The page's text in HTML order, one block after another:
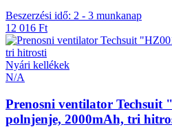
Beszerzési idő: 2 - 3 munkanap
12 016 Ft
Nyári kellékek
N/A
Prenosni ventilator Techsuit
polnjenje, 2000mAh, tri